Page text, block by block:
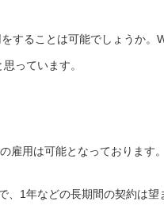
することは可能でしょうか。
っています。
雇用は可能となっております。
1年などの長期間の契約は望